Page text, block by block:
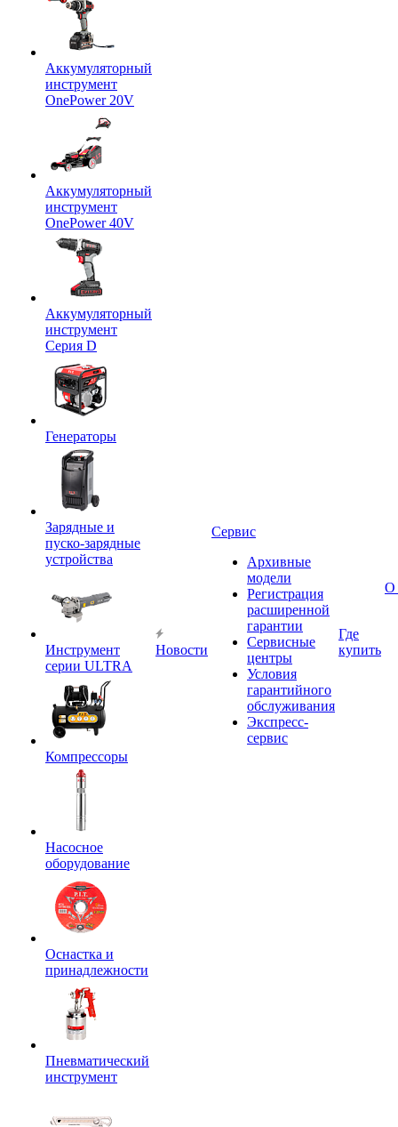
Аккумуляторный
инструмент
OnePower 20V
Аккумуляторный
инструмент
OnePower 40V
Аккумуляторный
инструмент
Серия D
Генераторы
Зарядные и
пуско-зарядные
устройства
Инструмент
серии ULTRA
Компрессоры
Насосное
оборудование
Оснастка и
принадлежности
Пневматический
инструмент
Новости
Сервис
Архивные
модели
Регистрация
расширенной
гарантии
Сервисные
центры
Условия
гарантийного
обслуживания
Экспресс-
сервис
Где
купить
О